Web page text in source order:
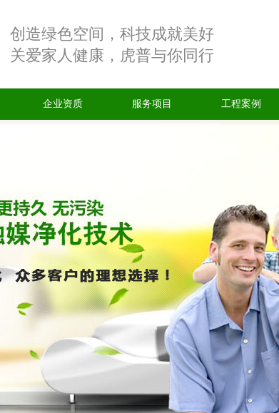
创造绿色空间，科技成就美好
关爱家人健康，虎普与你同行
企业资质 服务项目 工程案例